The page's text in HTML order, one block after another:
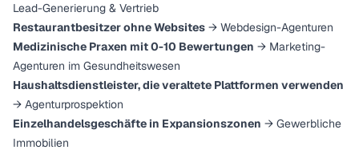
Lead-Generierung & Vertrieb
Restaurantbesitzer ohne Websites → Webdesign-Agenturen
Medizinische Praxen mit 0-10 Bewertungen → Marketing-
Agenturen im Gesundheitswesen
Haushaltsdienstleister, die veraltete Plattformen verwenden
→ Agenturprospektion
Einzelhandelsgeschäfte in Expansionszonen → Gewerbliche
Immobilien